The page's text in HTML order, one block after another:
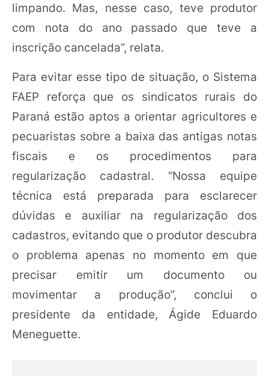
limpando. Mas, nesse caso, teve produtor
com nota do ano passado que teve a
inscrição cancelada”, relata.
Para evitar esse tipo de situação, o Sistema
FAEP reforça que os sindicatos rurais do
Paraná estão aptos a orientar agricultores e
pecuaristas sobre a baixa das antigas notas
fiscais e os procedimentos para
regularização cadastral. “Nossa equipe
técnica está preparada para esclarecer
dúvidas e auxiliar na regularização dos
cadastros, evitando que o produtor descubra
o problema apenas no momento em que
precisar emitir um documento ou
movimentar a produção”, conclui o
presidente da entidade, Ágide Eduardo
Meneguette.